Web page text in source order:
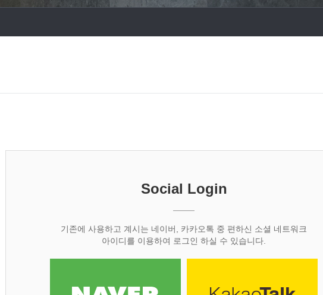
Social Login
기존에 사용하고 계시는 네이버, 카카오톡 중 편하신 소셜 네트워크
아이디를 이용하여 로그인 하실 수 있습니다.